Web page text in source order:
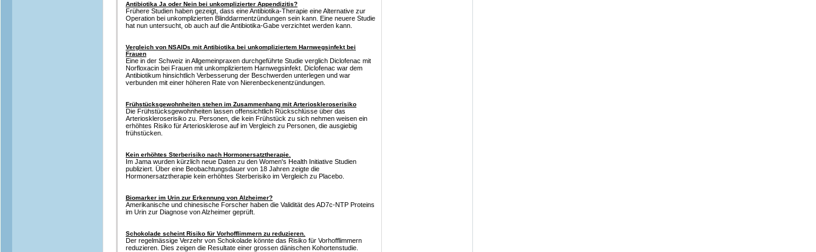
Antibiotika Ja oder Nein bei unkomplizierter Appendizitis?
Frühere Studien haben gezeigt, dass eine Antibiotika-Therapie eine Alternative zur
Operation bei unkomplizierten Blinddarmentzündungen sein kann. Eine neuere Studie
hat nun untersucht, ob auch auf die Antibiotika-Gabe verzichtet werden kann.
Vergleich von NSAIDs mit Antibiotika bei unkompliziertem Harnwegsinfekt bei
Frauen
Eine in der Schweiz in Allgemeinpraxen durchgeführte Studie verglich Diclofenac mit
Norfloxacin bei Frauen mit unkompliziertem Harnwegsinfekt. Diclofenac war dem
Antibiotikum hinsichtlich Verbesserung der Beschwerden unterlegen und war
verbunden mit einer höheren Rate von Nierenbeckenentzündungen.
Frühstücksgewohnheiten stehen im Zusammenhang mit Arterioskleroserisiko
Die Frühstücksgewohnheiten lassen offensichtlich Rückschlüsse über das
Arterioskleroserisiko zu. Personen, die kein Frühstück zu sich nehmen weisen ein
erhöhtes Risiko für Arteriosklerose auf im Vergleich zu Personen, die ausgiebig
frühstücken.
Kein erhöhtes Sterberisiko nach Hormonersatztherapie.
Im Jama wurden kürzlich neue Daten zu den Women's Health Initiative Studien
publiziert. Über eine Beobachtungsdauer von 18 Jahren zeigte die
Hormonersatztherapie kein erhöhtes Sterberisiko im Vergleich zu Placebo.
Biomarker im Urin zur Erkennung von Alzheimer?
Amerikanische und chinesische Forscher haben die Validität des AD7c-NTP Proteins
im Urin zur Diagnose von Alzheimer geprüft.
Schokolade scheint Risiko für Vorhofflimmern zu reduzieren.
Der regelmässige Verzehr von Schokolade könnte das Risiko für Vorhofflimmern
reduzieren. Dies zeigen die Resultate einer grossen dänischen Kohortenstudie.